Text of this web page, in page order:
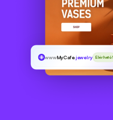
wwwMyCafe.jewelry Elérhető!